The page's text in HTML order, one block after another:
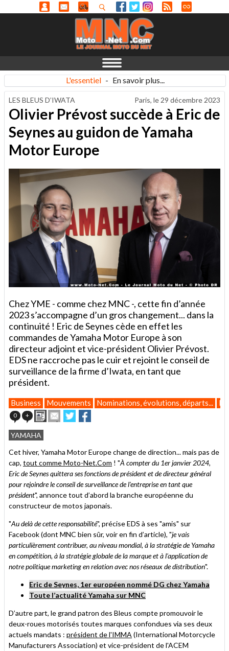
L'essentiel - En savoir plus...
LES BLEUS D’IWATA Paris, le 29 décembre 2023
Olivier Prévost succède à Eric de
Seynes au guidon de Yamaha
Motor Europe
Chez YME - comme chez MNC -, cette fin d’année
2023 s’accompagne d’un gros changement... dans la
continuité ! Eric de Seynes cède en effet les
commandes de Yamaha Motor Europe à son
directeur adjoint et vice-président Olivier Prévost.
EDS ne raccroche pas le cuir et rejoint le conseil de
surveillance de la firme d’Iwata, en tant que
président.
Business Mouvements Nominations, évolutions, départs...
0 + ImprimerEnvoyer
cet
ami
Partager
sur
sur
YAMAHA
Cet hiver, Yamaha Motor Europe change de direction... mais pas de
cap, tout comme Moto-Net.Com ! "À compter du 1er janvier 2024,
Eric de Seynes quittera ses fonctions de président et de directeur général
pour rejoindre le conseil de surveillance de l'entreprise en tant que
président", annonce tout d’abord la branche européenne du
constructeur de motos japonais.
"Au delà de cette responsabilité", précise EDS à ses "amis" sur
Facebook (dont MNC bien sûr, voir en fin d’article), "je vais
particulièrement contribuer, au niveau mondial, à la stratégie de Yamaha
en compétition, à la stratégie globale de la marque et à l'application de
notre politique marketing en relation avec nos réseaux de distribution".
Eric de Seynes, 1er européen nommé DG chez Yamaha
Toute l’actualité Yamaha sur MNC
D’autre part, le grand patron des Bleus compte promouvoir le
deux-roues motorisés toutes marques confondues via ses deux
actuels mandats : président de l'IMMA (International Motorcycle
Manufacturers Association) et vice-président de l'ACEM